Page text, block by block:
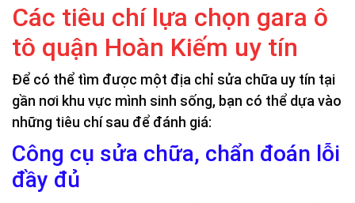
Các tiêu chí lựa chọn gara ô
tô quận Hoàn Kiếm uy tín
Để có thể tìm được một địa chỉ sửa chữa uy tín tại
gần nơi khu vực mình sinh sống, bạn có thể dựa vào
những tiêu chí sau để đánh giá:
Công cụ sửa chữa, chẩn đoán lỗi
đầy đủ